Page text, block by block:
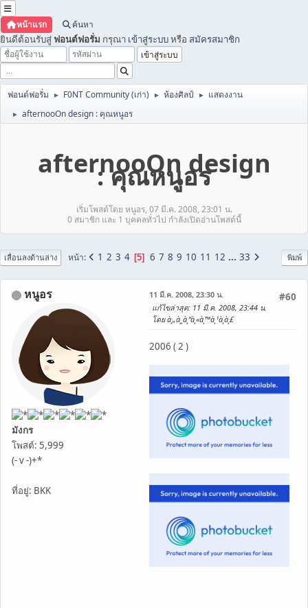
หน้าแรก ค้นหา
ยินดีต้อนรับสู่ ฟอนต์ฟอรั่ม กรุณา เข้าสู่ระบบหรือ สมัครสมาชิก
ฟอนต์ฟอรั่ม ► F0NT Community (เก่า) ► ห้องศิลป์ ► แสดงงาน
► afternooOn design : คุณหนูอร
afternooOn design
: คุณหนูอร
เริ่มโพสต์โดย หนูอร, 07 มี.ค. 2008, 23:01 น.
0 สมาชิก และ 1 บุคคลทั่วไป กำลังเปิดอ่านโพสต์นี้
พิมพ์
เลื่อนลงด้านล่าง หน้า 1 2 3 4 5 6 7 8 9 10 11 12 ... 33
หนูอร
มังกร
โพสต์: 5,999
(- v -)+*
ที่อยู่: BKK
#60
11 มี.ค. 2008, 23:30 น.
แก้ไขล่าสุด: 11 มี.ค. 2008, 23:44 น.
โดย à¸„à¸¸à¸“à¸«à¸™à¸¹à¸­à¸£
2006 ( 2 )